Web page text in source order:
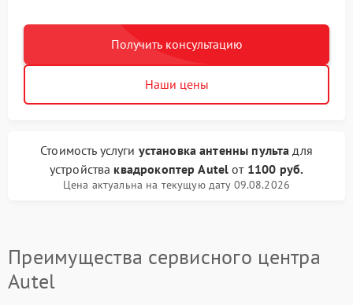
Получить консультацию
Наши цены
Стоимость услуги установка антенны пульта для
устройства квадрокоптер Autel от 1100 руб.
Цена актуальна на текущую дату 09.08.2026
Преимущества сервисного центра
Autel